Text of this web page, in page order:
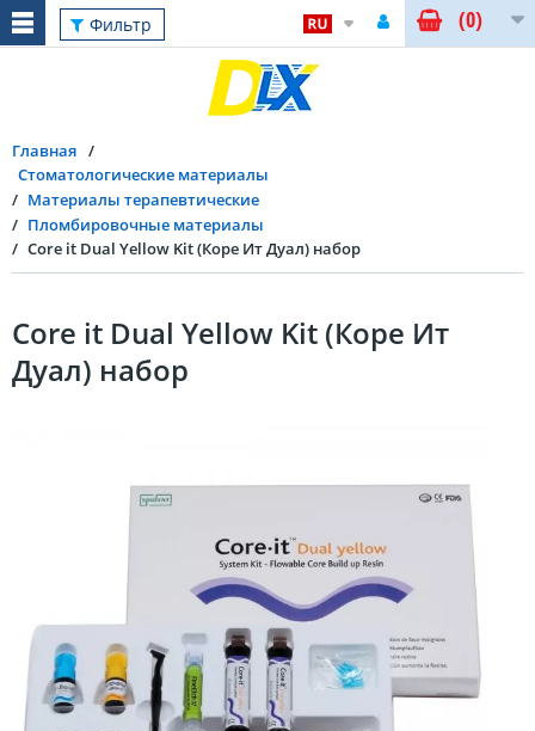
Фильтр (0)
Главная
Стоматологические материалы
Материалы терапевтические
Пломбировочные материалы
Core it Dual Yellow Kit (Коре Ит Дуал) набор
Core it Dual Yellow Kit (Коре Ит
Дуал) набор